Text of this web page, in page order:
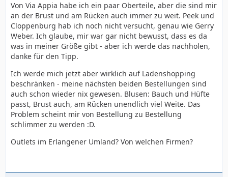
Von Via Appia habe ich ein paar Oberteile, aber die sind mir
an der Brust und am Rücken auch immer zu weit. Peek und
Cloppenburg hab ich noch nicht versucht, genau wie Gerry
Weber. Ich glaube, mir war gar nicht bewusst, dass es da
was in meiner Größe gibt - aber ich werde das nachholen,
danke für den Tipp.
Ich werde mich jetzt aber wirklich auf Ladenshopping
beschränken - meine nächsten beiden Bestellungen sind
auch schon wieder nix gewesen. Blusen: Bauch und Hüfte
passt, Brust auch, am Rücken unendlich viel Weite. Das
Problem scheint mir von Bestellung zu Bestellung
schlimmer zu werden :D.
Outlets im Erlangener Umland? Von welchen Firmen?